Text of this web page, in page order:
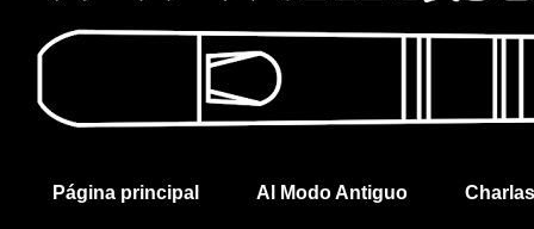
Página principal Al Modo Antiguo